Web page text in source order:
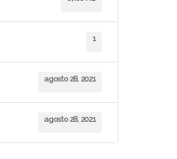
1
agosto 28, 2021
agosto 28, 2021